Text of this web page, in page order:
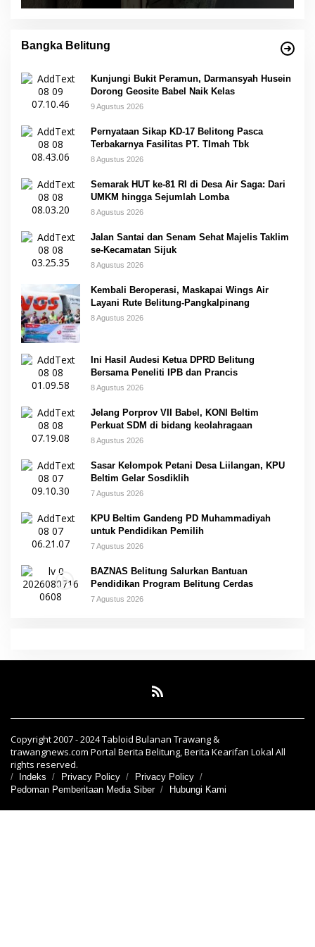
Bangka Belitung
Kunjungi Bukit Peramun, Darmansyah Husein
Dorong Geosite Babel Naik Kelas
9 Agustus 2026
Pernyataan Sikap KD-17 Belitong Pasca
Terbakarnya Fasilitas PT. TImah Tbk
8 Agustus 2026
Semarak HUT ke-81 RI di Desa Air Saga: Dari
UMKM hingga Sejumlah Lomba
8 Agustus 2026
Jalan Santai dan Senam Sehat Majelis Taklim
se-Kecamatan Sijuk
8 Agustus 2026
Kembali Beroperasi, Maskapai Wings Air
Layani Rute Belitung-Pangkalpinang
8 Agustus 2026
Ini Hasil Audesi Ketua DPRD Belitung
Bersama Peneliti IPB dan Prancis
8 Agustus 2026
Jelang Porprov VII Babel, KONI Beltim
Perkuat SDM di bidang keolahragaan
8 Agustus 2026
Sasar Kelompok Petani Desa Liilangan, KPU
Beltim Gelar Sosdiklih
7 Agustus 2026
KPU Beltim Gandeng PD Muhammadiyah
untuk Pendidikan Pemilih
7 Agustus 2026
BAZNAS Belitung Salurkan Bantuan
Pendidikan Program Belitung Cerdas
7 Agustus 2026
Copyright 2007 - 2024 Tabloid Bulanan Trawang &
trawangnews.com Portal Berita Belitung, Berita Kearifan Lokal All
rights reserved.
Indeks Privacy Policy
Privacy Policy
Pedoman Pemberitaan Media Siber
Hubungi Kami